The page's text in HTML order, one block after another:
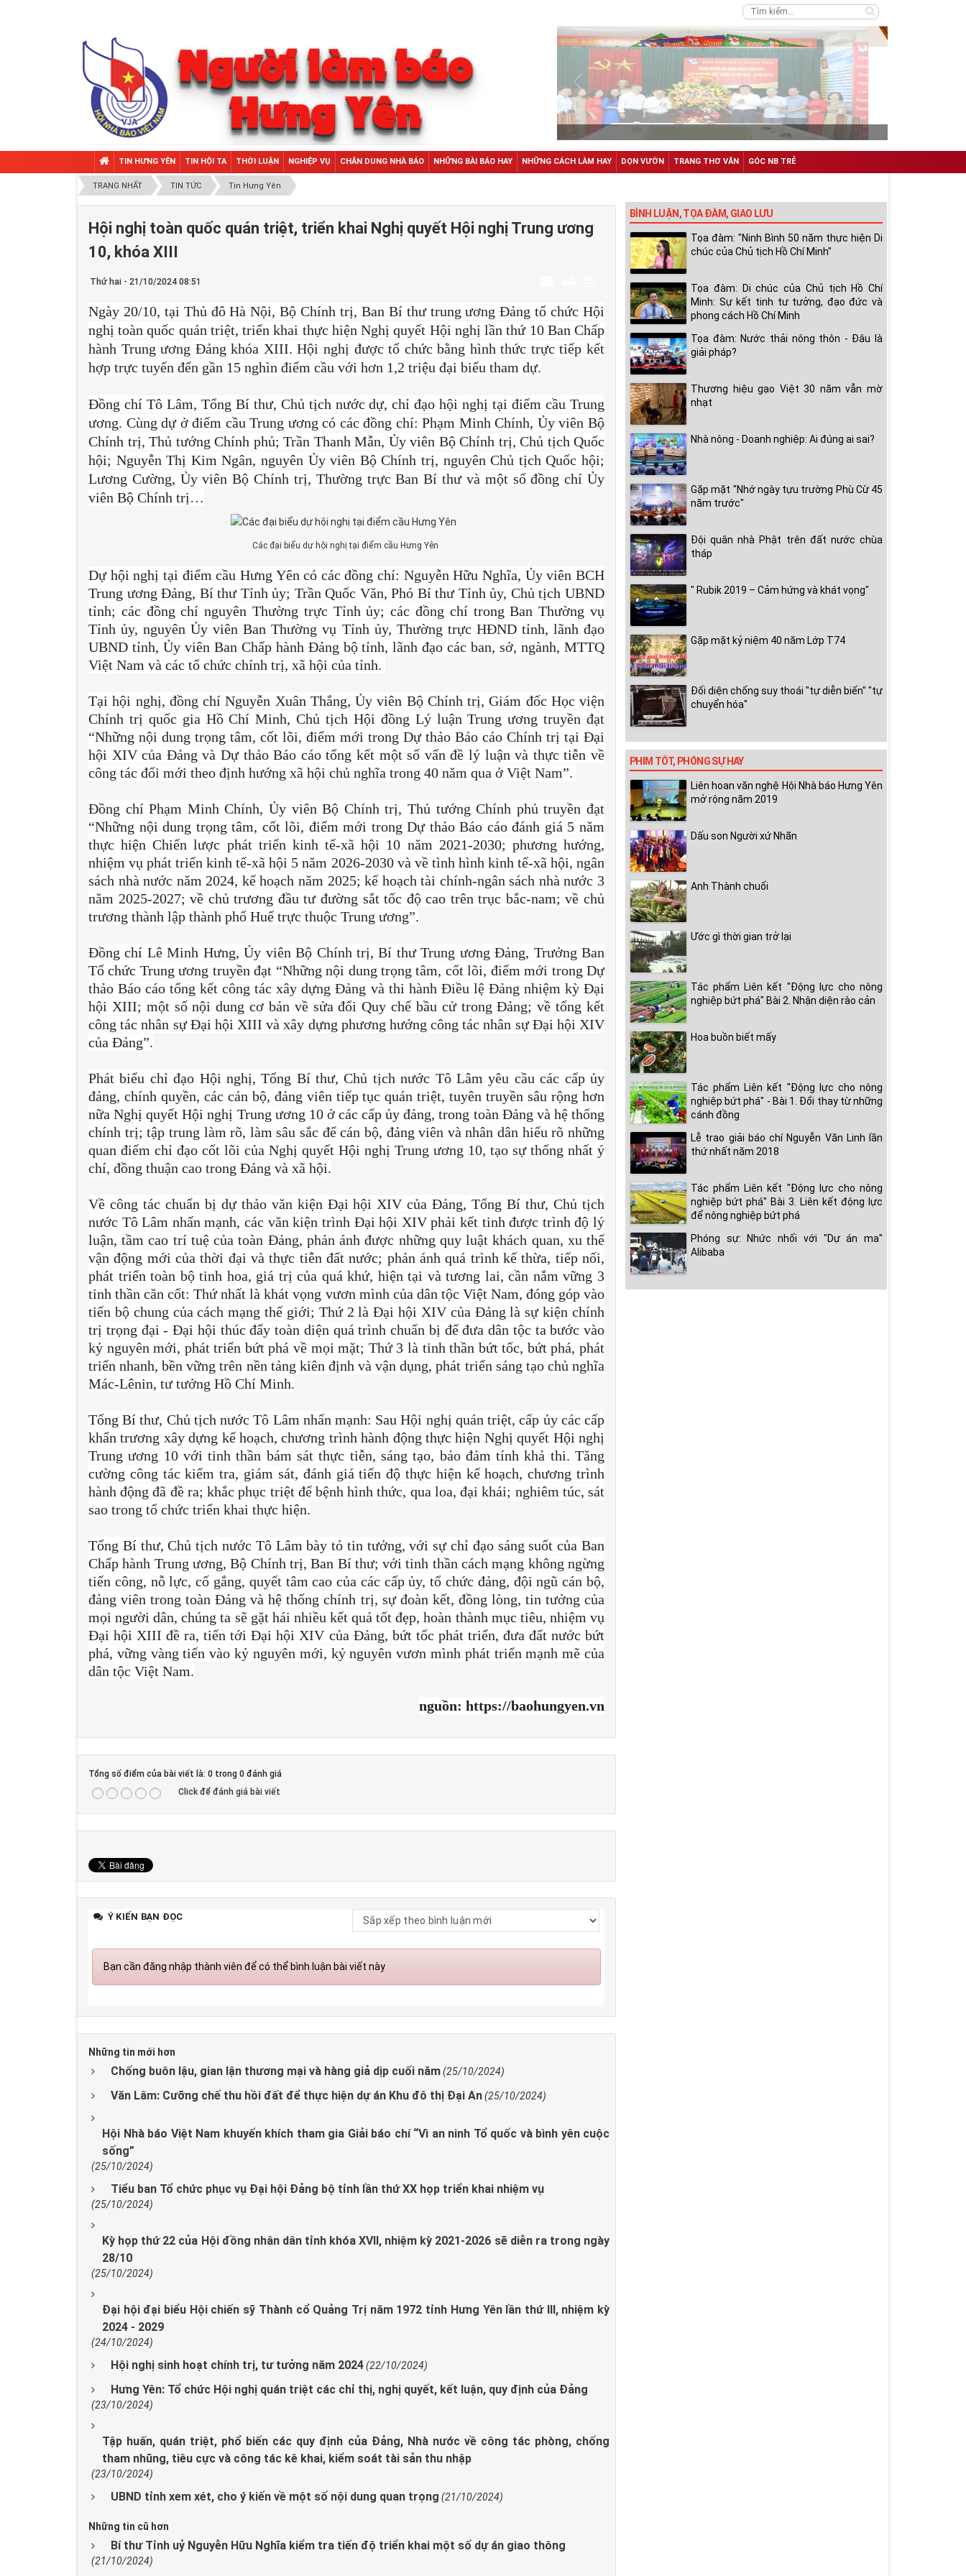
TIN HƯNG YÊN TIN HỘI TA THỜI LUẬN NGHIỆP VỤ CHÂN DUNG NHÀ BÁO NHỮNG BÀI BÁO HAY NHỮNG CÁCH LÀM HAY DỌN VƯỜN TRANG THƠ VĂN GÓC NB TRẺ
TRANG NHẤT TIN TỨC Tin Hưng Yên
Hội nghị toàn quốc quán triệt, triển khai Nghị quyết Hội nghị Trung ương
10, khóa XIII
Thứ hai - 21/10/2024 08:51
Ngày 20/10, tại Thủ đô Hà Nội, Bộ Chính trị, Ban Bí thư trung ương Đảng tổ chức Hội
nghị toàn quốc quán triệt, triển khai thực hiện Nghị quyết Hội nghị lần thứ 10 Ban Chấp
hành Trung ương Đảng khóa XIII. Hội nghị được tổ chức bằng hình thức trực tiếp kết
hợp trực tuyến đến gần 15 nghìn điểm cầu với hơn 1,2 triệu đại biểu tham dự.
Đồng chí Tô Lâm, Tổng Bí thư, Chủ tịch nước dự, chỉ đạo hội nghị tại điểm cầu Trung
ương. Cùng dự ở điểm cầu Trung ương có các đồng chí: Phạm Minh Chính, Ủy viên Bộ
Chính trị, Thủ tướng Chính phủ; Trần Thanh Mẫn, Ủy viên Bộ Chính trị, Chủ tịch Quốc
hội; Nguyễn Thị Kim Ngân, nguyên Ủy viên Bộ Chính trị, nguyên Chủ tịch Quốc hội;
Lương Cường, Ủy viên Bộ Chính trị, Thường trực Ban Bí thư và một số đồng chí Ủy
viên Bộ Chính trị…
Các đại biểu dự hội nghị tại điểm cầu Hưng Yên
Dự hội nghị tại điểm cầu Hưng Yên có các đồng chí: Nguyễn Hữu Nghĩa, Ủy viên BCH
Trung ương Đảng, Bí thư Tỉnh ủy; Trần Quốc Văn, Phó Bí thư Tỉnh ủy, Chủ tịch UBND
tỉnh; các đồng chí nguyên Thường trực Tỉnh ủy; các đồng chí trong Ban Thường vụ
Tỉnh ủy, nguyên Ủy viên Ban Thường vụ Tỉnh ủy, Thường trực HĐND tỉnh, lãnh đạo
UBND tỉnh, Ủy viên Ban Chấp hành Đảng bộ tỉnh, lãnh đạo các ban, sở, ngành, MTTQ
Việt Nam và các tổ chức chính trị, xã hội của tỉnh.
Tại hội nghị, đồng chí Nguyễn Xuân Thắng, Ủy viên Bộ Chính trị, Giám đốc Học viện
Chính trị quốc gia Hồ Chí Minh, Chủ tịch Hội đồng Lý luận Trung ương truyền đạt
“Những nội dung trọng tâm, cốt lõi, điểm mới trong Dự thảo Báo cáo Chính trị tại Đại
hội XIV của Đảng và Dự thảo Báo cáo tổng kết một số vấn đề lý luận và thực tiễn về
công tác đổi mới theo định hướng xã hội chủ nghĩa trong 40 năm qua ở Việt Nam”.
Đồng chí Phạm Minh Chính, Ủy viên Bộ Chính trị, Thủ tướng Chính phủ truyền đạt
“Những nội dung trọng tâm, cốt lõi, điểm mới trong Dự thảo Báo cáo đánh giá 5 năm
thực hiện Chiến lược phát triển kinh tế-xã hội 10 năm 2021-2030; phương hướng,
nhiệm vụ phát triển kinh tế-xã hội 5 năm 2026-2030 và về tình hình kinh tế-xã hội, ngân
sách nhà nước năm 2024, kế hoạch năm 2025; kế hoạch tài chính-ngân sách nhà nước 3
năm 2025-2027; về chủ trương đầu tư đường sắt tốc độ cao trên trục bắc-nam; về chủ
trương thành lập thành phố Huế trực thuộc Trung ương”.
Đồng chí Lê Minh Hưng, Ủy viên Bộ Chính trị, Bí thư Trung ương Đảng, Trưởng Ban
Tổ chức Trung ương truyền đạt “Những nội dung trọng tâm, cốt lõi, điểm mới trong Dự
thảo Báo cáo tổng kết công tác xây dựng Đảng và thi hành Điều lệ Đảng nhiệm kỳ Đại
hội XIII; một số nội dung cơ bản về sửa đổi Quy chế bầu cử trong Đảng; về tổng kết
công tác nhân sự Đại hội XIII và xây dựng phương hướng công tác nhân sự Đại hội XIV
của Đảng”.
Phát biểu chỉ đạo Hội nghị, Tổng Bí thư, Chủ tịch nước Tô Lâm yêu cầu các cấp ủy
đảng, chính quyền, các cán bộ, đảng viên tiếp tục quán triệt, tuyên truyền sâu rộng hơn
nữa Nghị quyết Hội nghị Trung ương 10 ở các cấp ủy đảng, trong toàn Đảng và hệ thống
chính trị; tập trung làm rõ, làm sâu sắc để cán bộ, đảng viên và nhân dân hiểu rõ những
quan điểm chỉ đạo cốt lõi của Nghị quyết Hội nghị Trung ương 10, tạo sự thống nhất ý
chí, đồng thuận cao trong Đảng và xã hội.
Về công tác chuẩn bị dự thảo văn kiện Đại hội XIV của Đảng, Tổng Bí thư, Chủ tịch
nước Tô Lâm nhấn mạnh, các văn kiện trình Đại hội XIV phải kết tinh được trình độ lý
luận, tầm cao trí tuệ của toàn Đảng, phản ánh được những quy luật khách quan, xu thế
vận động mới của thời đại và thực tiễn đất nước; phản ánh quá trình kế thừa, tiếp nối,
phát triển toàn bộ tinh hoa, giá trị của quá khứ, hiện tại và tương lai, cần nắm vững 3
tinh thần căn cốt: Thứ nhất là khát vọng vươn mình của dân tộc Việt Nam, đóng góp vào
tiến bộ chung của cách mạng thế giới; Thứ 2 là Đại hội XIV của Đảng là sự kiện chính
trị trọng đại - Đại hội thúc đẩy toàn diện quá trình chuẩn bị để đưa dân tộc ta bước vào
kỷ nguyên mới, phát triển bứt phá về mọi mặt; Thứ 3 là tinh thần bứt tốc, bứt phá, phát
triển nhanh, bền vững trên nền tảng kiên định và vận dụng, phát triển sáng tạo chủ nghĩa
Mác-Lênin, tư tưởng Hồ Chí Minh.
Tổng Bí thư, Chủ tịch nước Tô Lâm nhấn mạnh: Sau Hội nghị quán triệt, cấp ủy các cấp
khẩn trương xây dựng kế hoạch, chương trình hành động thực hiện Nghị quyết Hội nghị
Trung ương 10 với tinh thần bám sát thực tiễn, sáng tạo, bảo đảm tính khả thi. Tăng
cường công tác kiểm tra, giám sát, đánh giá tiến độ thực hiện kế hoạch, chương trình
hành động đã đề ra; khắc phục triệt để bệnh hình thức, qua loa, đại khái; nghiêm túc, sát
sao trong tổ chức triển khai thực hiện.
Tổng Bí thư, Chủ tịch nước Tô Lâm bày tỏ tin tưởng, với sự chỉ đạo sáng suốt của Ban
Chấp hành Trung ương, Bộ Chính trị, Ban Bí thư; với tinh thần cách mạng không ngừng
tiến công, nỗ lực, cố gắng, quyết tâm cao của các cấp ủy, tổ chức đảng, đội ngũ cán bộ,
đảng viên trong toàn Đảng và hệ thống chính trị, sự đoàn kết, đồng lòng, tin tưởng của
mọi người dân, chúng ta sẽ gặt hái nhiều kết quả tốt đẹp, hoàn thành mục tiêu, nhiệm vụ
Đại hội XIII đề ra, tiến tới Đại hội XIV của Đảng, bứt tốc phát triển, đưa đất nước bứt
phá, vững vàng tiến vào kỷ nguyên mới, kỷ nguyên vươn mình phát triển mạnh mẽ của
dân tộc Việt Nam.
nguồn: https://baohungyen.vn
Tổng số điểm của bài viết là: 0 trong 0 đánh giá
Click để đánh giá bài viết
Ý KIẾN BẠN ĐỌC
Bạn cần đăng nhập thành viên để có thể bình luận bài viết này
Những tin mới hơn
Chống buôn lậu, gian lận thương mại và hàng giả dịp cuối năm(25/10/2024)
Văn Lâm: Cưỡng chế thu hồi đất để thực hiện dự án Khu đô thị Đại An(25/10/2024)
Hội Nhà báo Việt Nam khuyến khích tham gia Giải báo chí “Vì an ninh Tổ quốc và bình yên cuộc
sống”
(25/10/2024)
Tiểu ban Tổ chức phục vụ Đại hội Đảng bộ tỉnh lần thứ XX họp triển khai nhiệm vụ
(25/10/2024)
Kỳ họp thứ 22 của Hội đồng nhân dân tỉnh khóa XVII, nhiệm kỳ 2021-2026 sẽ diễn ra trong ngày
28/10
(25/10/2024)
Đại hội đại biểu Hội chiến sỹ Thành cổ Quảng Trị năm 1972 tỉnh Hưng Yên lần thứ III, nhiệm kỳ
2024 - 2029
(24/10/2024)
Hội nghị sinh hoạt chính trị, tư tưởng năm 2024(22/10/2024)
Hưng Yên: Tổ chức Hội nghị quán triệt các chỉ thị, nghị quyết, kết luận, quy định của Đảng
(23/10/2024)
Tập huấn, quán triệt, phổ biến các quy định của Đảng, Nhà nước về công tác phòng, chống
tham nhũng, tiêu cực và công tác kê khai, kiểm soát tài sản thu nhập
(23/10/2024)
UBND tỉnh xem xét, cho ý kiến về một số nội dung quan trọng (21/10/2024)
Những tin cũ hơn
Bí thư Tỉnh uỷ Nguyễn Hữu Nghĩa kiểm tra tiến độ triển khai một số dự án giao thông
(21/10/2024)
BÌNH LUẬN, TỌA ĐÀM, GIAO LƯU
Tọa đàm: "Ninh Bình 50 năm thực hiện Di
chúc của Chủ tịch Hồ Chí Minh"
Tọa đàm: Di chúc của Chủ tịch Hồ Chí
Minh: Sự kết tinh tư tưởng, đạo đức và
phong cách Hồ Chí Minh
Tọa đàm: Nước thải nông thôn - Đâu là
giải pháp?
Thương hiệu gạo Việt 30 năm vẫn mờ
nhạt
Nhà nông - Doanh nghiệp: Ai đúng ai sai?
Gặp mặt "Nhớ ngày tựu trường Phù Cừ 45
năm trước"
Đội quân nhà Phật trên đất nước chùa
tháp
" Rubik 2019 – Cảm hứng và khát vọng"
Gặp mặt kỷ niệm 40 năm Lớp T74
Đối diện chống suy thoái "tự diễn biến" "tự
chuyển hóa"
PHIM TỐT, PHÓNG SỰ HAY
Liên hoan văn nghệ Hội Nhà báo Hưng Yên
mở rộng năm 2019
Dấu son Người xứ Nhãn
Anh Thành chuối
Ước gì thời gian trở lại
Tác phẩm Liên kết "Động lực cho nông
nghiệp bứt phá" Bài 2. Nhận diện rào cản
Hoa buồn biết mấy
Tác phẩm Liên kết "Động lực cho nông
nghiệp bứt phá" - Bài 1. Đổi thay từ những
cánh đồng
Lễ trao giải báo chí Nguyễn Văn Linh lần
thứ nhất năm 2018
Tác phẩm Liên kết "Động lực cho nông
nghiệp bứt phá" Bài 3. Liên kết động lực
để nông nghiệp bứt phá
Phóng sự: Nhức nhối với "Dự án ma"
Alibaba